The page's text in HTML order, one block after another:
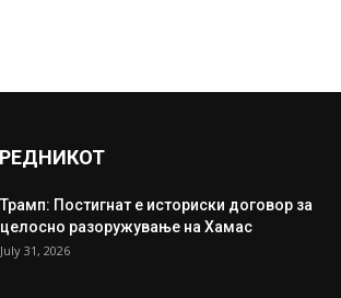
Трамп: Постигнат е историски договор за
целосно разоружување на Хамас
July 31, 2026